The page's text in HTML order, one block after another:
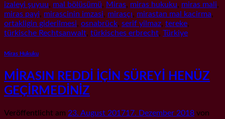
izaleyi şuyuu, mal bölüsümü, Miras, miras hukuku, miras mali,
miras payi, mirascinin imzasi, mirasçı, mirastan mal kacirma,
ortakligin giderilmesi, osnabrück, serif yilmaz, tereke,
türkische Rechtsanwalt, türkisches erbrecht, Türkiye
Miras Hukuku
MİRASIN REDDİ İÇİN SÜREYİ HENÜZ
GEÇİRMEDİNİZ
Veröffentlicht am 23. August 201717. Dezember 2018 von